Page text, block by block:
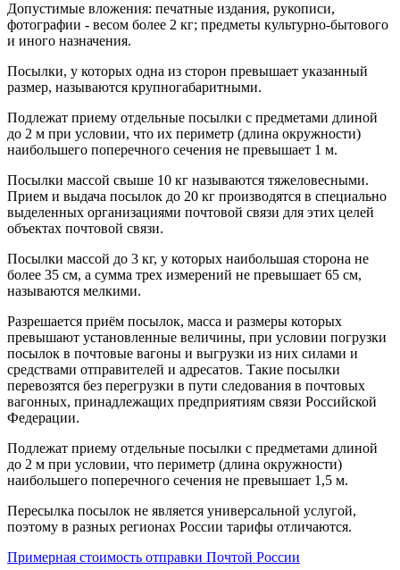
Допустимые вложения: печатные издания, рукописи,
фотографии - весом более 2 кг; предметы культурно-бытового
и иного назначения.
Посылки, у которых одна из сторон превышает указанный
размер, называются крупногабаритными.
Подлежат приему отдельные посылки с предметами длиной
до 2 м при условии, что их периметр (длина окружности)
наибольшего поперечного сечения не превышает 1 м.
Посылки массой свыше 10 кг называются тяжеловесными.
Прием и выдача посылок до 20 кг производятся в специально
выделенных организациями почтовой связи для этих целей
объектах почтовой связи.
Посылки массой до 3 кг, у которых наибольшая сторона не
более 35 см, а сумма трех измерений не превышает 65 см,
называются мелкими.
Разрешается приём посылок, масса и размеры которых
превышают установленные величины, при условии погрузки
посылок в почтовые вагоны и выгрузки из них силами и
средствами отправителей и адресатов. Такие посылки
перевозятся без перегрузки в пути следования в почтовых
вагонных, принадлежащих предприятиям связи Российской
Федерации.
Подлежат приему отдельные посылки с предметами длиной
до 2 м при условии, что периметр (длина окружности)
наибольшего поперечного сечения не превышает 1,5 м.
Пересылка посылок не является универсальной услугой,
поэтому в разных регионах России тарифы отличаются.
Примерная стоимость отправки Почтой России